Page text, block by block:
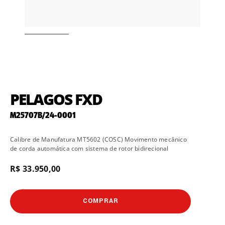
PELAGOS FXD
M25707B/24-0001
Calibre de Manufatura MT5602 (COSC) Movimento mecânico
de corda automática com sistema de rotor bidirecional
R$ 33.950,00
COMPRAR